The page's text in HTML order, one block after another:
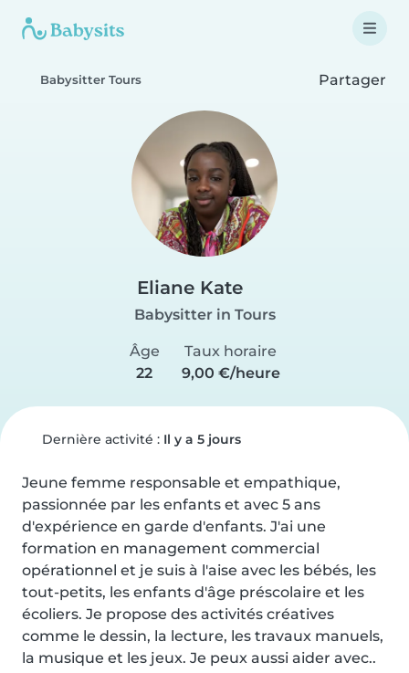
Babysitter Tours Partager
Eliane Kate
Babysitter in Tours
Âge
22
Taux horaire
9,00 €/heure
Dernière activité : Il y a 5 jours
Jeune femme responsable et empathique,
passionnée par les enfants et avec 5 ans
d'expérience en garde d'enfants. J'ai une
formation en management commercial
opérationnel et je suis à l'aise avec les bébés, les
tout-petits, les enfants d'âge préscolaire et les
écoliers. Je propose des activités créatives
comme le dessin, la lecture, les travaux manuels,
la musique et les jeux. Je peux aussi aider avec..